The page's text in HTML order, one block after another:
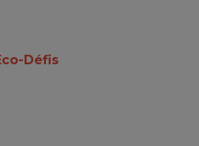
Défis